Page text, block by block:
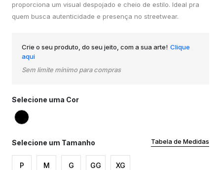
proporciona um visual despojado e cheio de estilo. Ideal pra
quem busca autenticidade e presença no streetwear.
Crie o seu produto, do seu jeito, com a sua arte! Clique
aqui
Sem limite mínimo para compras
Selecione uma Cor
Selecione um Tamanho Tabela de Medidas
P M G GG XG